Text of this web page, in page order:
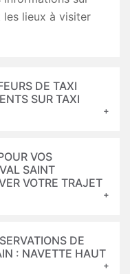
lieux à visiter
DE TAXI
SUR TAXI
VOS
SAINT
VOTRE TRAJET
DE
: NAVETTE HAUT